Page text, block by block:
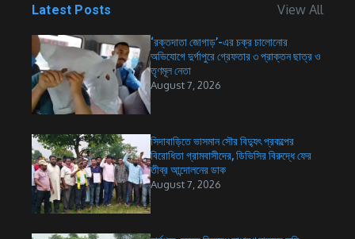
Latest Posts View All
‘রক্তদাতা জোগাড়’-এর চক্র চালোনোর
অভিযোগে দুর্গাপুরে গ্রেফতার ৩ প্রাক্তন ছাত্র ও
তৃণমূল নেতা
August 7, 2026
সিদাবাড়িতে ভাসমান সৌর বিদ্যুৎ প্রকল্পের
বিরোধিতা গ্রামবাসীদের, ডিভিসির বিরুদ্ধে ফের
তীব্র আন্দোলনের ডাক
August 7, 2026